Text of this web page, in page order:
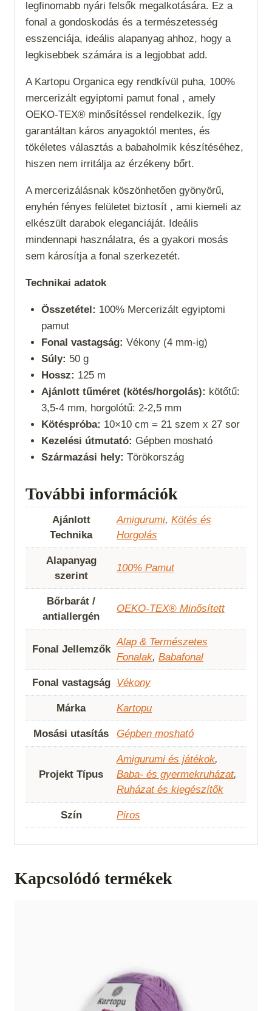
legfinomabb nyári felsők megalkotására. Ez a
fonal a gondoskodás és a természetesség
esszenciája, ideális alapanyag ahhoz, hogy a
legkisebbek számára is a legjobbat add.
A Kartopu Organica egy rendkívül puha, 100%
mercerizált egyiptomi pamut fonal , amely
OEKO-TEX® minősítéssel rendelkezik, így
garantáltan káros anyagoktól mentes, és
tökéletes választás a babaholmik készítéséhez,
hiszen nem irritálja az érzékeny bőrt.
A mercerizálásnak köszönhetően gyönyörű,
enyhén fényes felületet biztosít , ami kiemeli az
elkészült darabok eleganciáját. Ideális
mindennapi használatra, és a gyakori mosás
sem károsítja a fonal szerkezetét.
Technikai adatok
Összetétel: 100% Mercerizált egyiptomi
pamut
Fonal vastagság: Vékony (4 mm-ig)
Súly: 50 g
Hossz: 125 m
Ajánlott tűméret (kötés/horgolás): kötőtű:
3,5-4 mm, horgolótű: 2-2,5 mm
Kötéspróba: 10×10 cm = 21 szem x 27 sor
Kezelési útmutató: Gépben mosható
Származási hely: Törökország
További információk
Ajánlott
Technika
Amigurumi, Kötés és
Horgolás
Alapanyag
szerint
100% Pamut
Bőrbarát /
antiallergén
OEKO-TEX® Minősített
Fonal Jellemzők
Alap & Természetes
Fonalak, Babafonal
Fonal vastagság Vékony
Márka Kartopu
Mosási utasítás Gépben mosható
Projekt Típus
Amigurumi és játékok,
Baba- és gyermekruházat,
Ruházat és kiegészítők
Szín Piros
Kapcsolódó termékek